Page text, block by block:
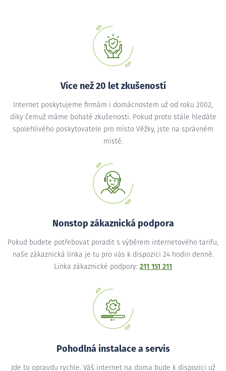
Více než 20 let zkušeností
Internet poskytujeme firmám i domácnostem už od roku 2002,
díky čemuž máme bohaté zkušenosti. Pokud proto stále hledáte
spolehlivého poskytovatele pro místo Věžky, jste na správném
místě.
Nonstop zákaznická podpora
Pokud budete potřebovat poradit s výběrem internetového tarifu,
naše zákaznická linka je tu pro vás k dispozici 24 hodin denně.
Linka zákaznické podpory: 211 151 211
Pohodlná instalace a servis
Jde to opravdu rychle. Váš internet na doma bude k dispozici už